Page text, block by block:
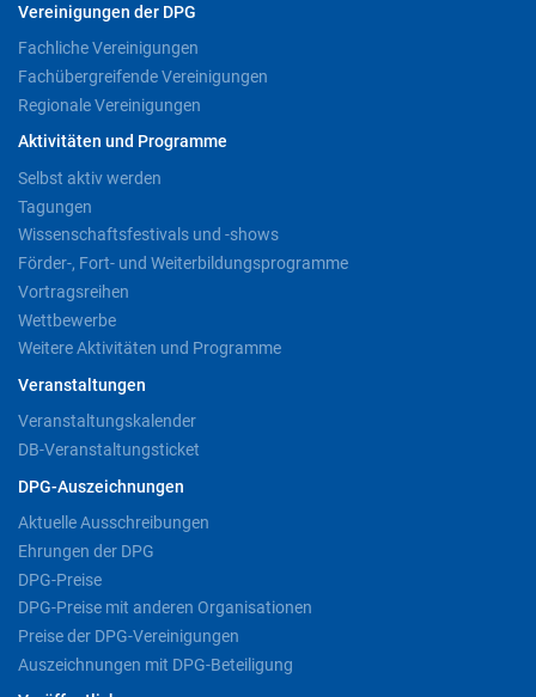
Vereinigungen der DPG
Fachliche Vereinigungen
Fachübergreifende Vereinigungen
Regionale Vereinigungen
Aktivitäten und Programme
Selbst aktiv werden
Tagungen
Wissenschaftsfestivals und -shows
Förder-, Fort- und Weiterbildungsprogramme
Vortragsreihen
Wettbewerbe
Weitere Aktivitäten und Programme
Veranstaltungen
Veranstaltungskalender
DB-Veranstaltungsticket
DPG-Auszeichnungen
Aktuelle Ausschreibungen
Ehrungen der DPG
DPG-Preise
DPG-Preise mit anderen Organisationen
Preise der DPG-Vereinigungen
Auszeichnungen mit DPG-Beteiligung